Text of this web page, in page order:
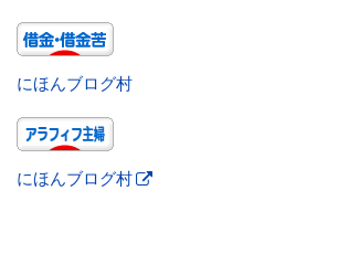
にほんブログ村
にほんブログ村